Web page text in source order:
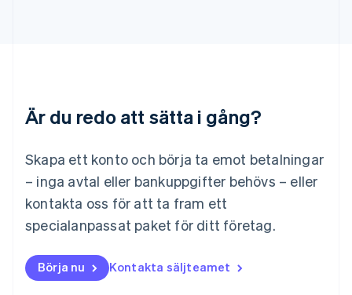
Är du redo att sätta i gång?
Skapa ett konto och börja ta emot betalningar
– inga avtal eller bankuppgifter behövs – eller
kontakta oss för att ta fram ett
specialanpassat paket för ditt företag.
Börja nu Kontakta säljteamet
Malaysia
English
Mexiko
Nederländerna
NederlandsEnglish
English
Nya Zeeland